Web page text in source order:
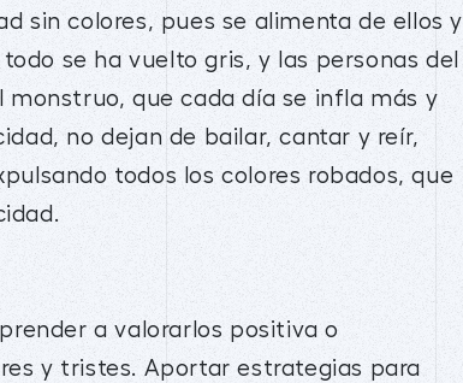
sin colores, pues se alimenta de ellos y
se ha vuelto gris, y las personas del
que cada día se infla más y
no dejan de bailar, cantar y reír,
todos los colores robados, que
a valorarlos positiva o
y tristes. Aportar estrategias para